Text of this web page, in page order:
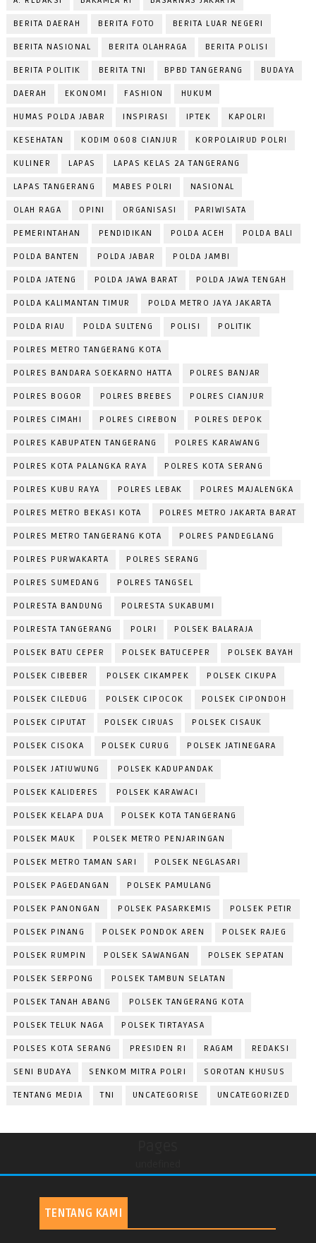
BERITA DAERAH BERITA FOTO BERITA LUAR NEGERI
BERITA NASIONAL BERITA OLAHRAGA BERITA POLISI
BERITA POLITIK BERITA TNI BPBD TANGERANG BUDAYA
DAERAH EKONOMI FASHION HUKUM
HUMAS POLDA JABAR INSPIRASI IPTEK KAPOLRI
KESEHATAN KODIM 0608 CIANJUR KORPOLAIRUD POLRI
KULINER LAPAS LAPAS KELAS 2A TANGERANG
LAPAS TANGERANG MABES POLRI NASIONAL
OLAH RAGA OPINI ORGANISASI PARIWISATA
PEMERINTAHAN PENDIDIKAN POLDA ACEH POLDA BALI
POLDA BANTEN POLDA JABAR POLDA JAMBI
POLDA JATENG POLDA JAWA BARAT POLDA JAWA TENGAH
POLDA KALIMANTAN TIMUR POLDA METRO JAYA JAKARTA
POLDA RIAU POLDA SULTENG POLISI POLITIK
POLRES METRO TANGERANG KOTA
POLRES BANDARA SOEKARNO HATTA POLRES BANJAR
POLRES BOGOR POLRES BREBES POLRES CIANJUR
POLRES CIMAHI POLRES CIREBON POLRES DEPOK
POLRES KABUPATEN TANGERANG POLRES KARAWANG
POLRES KOTA PALANGKA RAYA POLRES KOTA SERANG
POLRES KUBU RAYA POLRES LEBAK POLRES MAJALENGKA
POLRES METRO BEKASI KOTA POLRES METRO JAKARTA BARAT
POLRES METRO TANGERANG KOTA POLRES PANDEGLANG
POLRES PURWAKARTA POLRES SERANG
POLRES SUMEDANG POLRES TANGSEL
POLRESTA BANDUNG POLRESTA SUKABUMI
POLRESTA TANGERANG POLRI POLSEK BALARAJA
POLSEK BATU CEPER POLSEK BATUCEPER POLSEK BAYAH
POLSEK CIBEBER POLSEK CIKAMPEK POLSEK CIKUPA
POLSEK CILEDUG POLSEK CIPOCOK POLSEK CIPONDOH
POLSEK CIPUTAT POLSEK CIRUAS POLSEK CISAUK
POLSEK CISOKA POLSEK CURUG POLSEK JATINEGARA
POLSEK JATIUWUNG POLSEK KADUPANDAK
POLSEK KALIDERES POLSEK KARAWACI
POLSEK KELAPA DUA POLSEK KOTA TANGERANG
POLSEK MAUK POLSEK METRO PENJARINGAN
POLSEK METRO TAMAN SARI POLSEK NEGLASARI
POLSEK PAGEDANGAN POLSEK PAMULANG
POLSEK PANONGAN POLSEK PASARKEMIS POLSEK PETIR
POLSEK PINANG POLSEK PONDOK AREN POLSEK RAJEG
POLSEK RUMPIN POLSEK SAWANGAN POLSEK SEPATAN
POLSEK SERPONG POLSEK TAMBUN SELATAN
POLSEK TANAH ABANG POLSEK TANGERANG KOTA
POLSEK TELUK NAGA POLSEK TIRTAYASA
POLSES KOTA SERANG PRESIDEN RI RAGAM REDAKSI
SENI BUDAYA SENKOM MITRA POLRI SOROTAN KHUSUS
TENTANG MEDIA TNI UNCATEGORISE UNCATEGORIZED
TENTANG KAMI